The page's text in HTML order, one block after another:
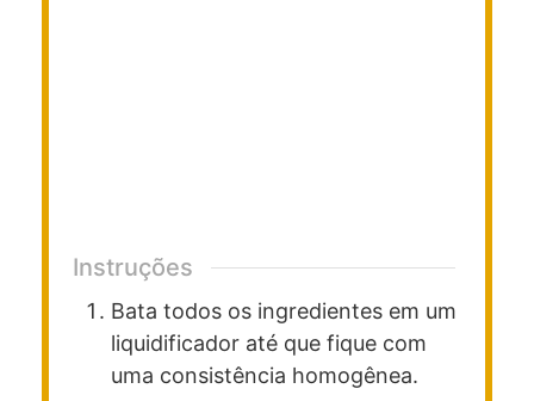
Instruções
Bata todos os ingredientes em um
liquidificador até que fique com
uma consistência homogênea.